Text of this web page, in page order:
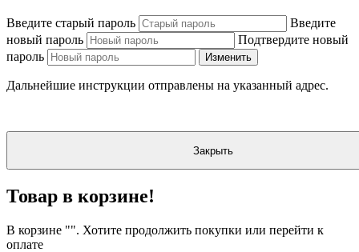
Введите старый пароль
Введите
новый пароль
Подтвердите новый
пароль
Изменить
Дальнейшие инструкции отправлены на указанный адрес.
Закрыть
Товар в корзине!
В корзине "". Хотите продолжить покупки или перейти к
оплате